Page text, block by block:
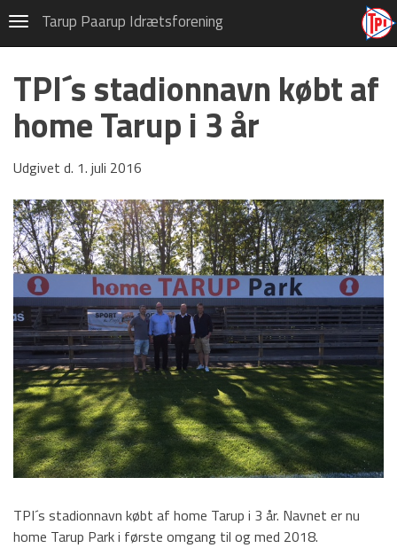
NavigationTarup Paarup Idrætsforening
Fodbold
Privatlivspolitik (GDPR)
Om TPI Fodbold
Danmarksserien
Fodbold Drenge 2000/2001
Fodbold Drenge 2002
FD 2002 Træningstider
FD 2002 Galleri
FD 2002 kampe
FD 2002 8-mandsholdet
FD 2002 Topscorer
Indefodbold
Turneringsprogram LIGA2 2018
efterår.
Fodbold Drenge 2003
TPI´s stadionnavn købt af
home Tarup i 3 år
Udgivet d. 1. juli 2016
TPI´s stadionnavn købt af home Tarup i 3 år. Navnet er nu
home Tarup Park i første omgang til og med 2018.